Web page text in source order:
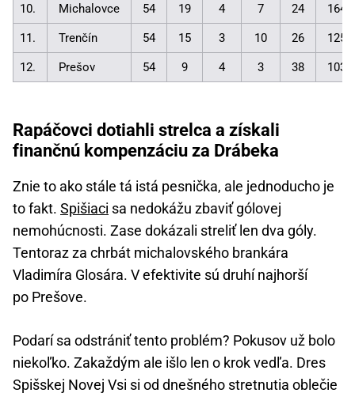
10. Michalovce 54 19 4 7 24
11. Trenčín 54 15 3 10 26
12. Prešov 54 9 4 3 38
Rapáčovci dotiahli strelca a získali
finančnú kompenzáciu za Drábeka
Znie to ako stále tá istá pesnička, ale jednoducho je
to fakt. Spišiaci sa nedokážu zbaviť gólovej
nemohúcnosti. Zase dokázali streliť len dva góly.
Tentoraz za chrbát michalovského brankára
Vladimíra Glosára. V efektivite sú druhí najhorší
po Prešove.
Podarí sa odstrániť tento problém? Pokusov už bolo
niekoľko. Zakaždým ale išlo len o krok vedľa. Dres
Spišskej Novej Vsi si od dnešného stretnutia oblečie